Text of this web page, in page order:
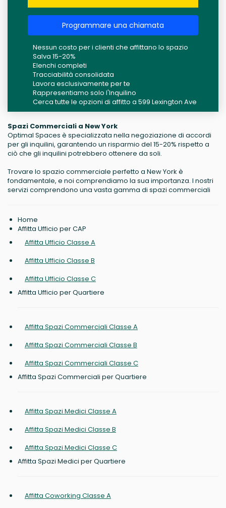
Programmare una chiamata
Nessun costo per i clienti che affittano lo spazio
Salva 15-20%
Elenchi completi
Tracciabilità consolidata
Lavora esclusivamente per te
Rappresentiamo solo l'Inquilino
Cerca tutte le opzioni di affitto a 599 Lexington Ave
Spazi Commerciali a New York
Optimal Spaces è specializzata nella negoziazione di accordi
per gli inquilini, garantendo un risparmio del 15-20% rispetto a
ciò che gli inquilini potrebbero ottenere da soli.
Trovare lo spazio commerciale perfetto a New York è
fondamentale, e noi comprendiamo la sua importanza. I nostri
servizi comprendono una vasta gamma di spazi commerciali
Home
Affitta Ufficio per CAP
Affitta Ufficio Classe A
Affitta Ufficio Classe B
Affitta Ufficio Classe C
Affitta Ufficio per Quartiere
Affitta Spazi Commerciali Classe A
Affitta Spazi Commerciali Classe B
Affitta Spazi Commerciali Classe C
Affitta Spazi Commerciali per Quartiere
Affitta Spazi Medici Classe A
Affitta Spazi Medici Classe B
Affitta Spazi Medici Classe C
Affitta Spazi Medici per Quartiere
Affitta Coworking Classe A